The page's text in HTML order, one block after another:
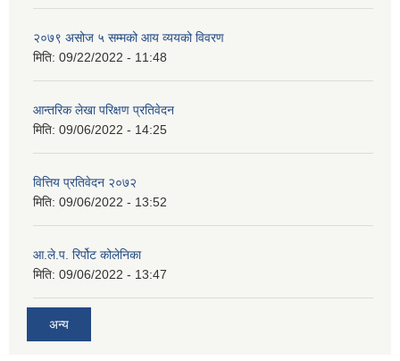
२०७९ असोज ५ सम्मको आय व्ययको विवरण
मिति: 09/22/2022 - 11:48
आन्तरिक लेखा परिक्षण प्रतिवेदन
मिति: 09/06/2022 - 14:25
वित्तिय प्रतिवेदन २०७२
मिति: 09/06/2022 - 13:52
आ.ले.प. रिर्पोट कोलेनिका
मिति: 09/06/2022 - 13:47
अन्य